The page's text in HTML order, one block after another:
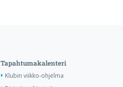
Tapahtumakalenteri
Klubin viikko-ohjelma